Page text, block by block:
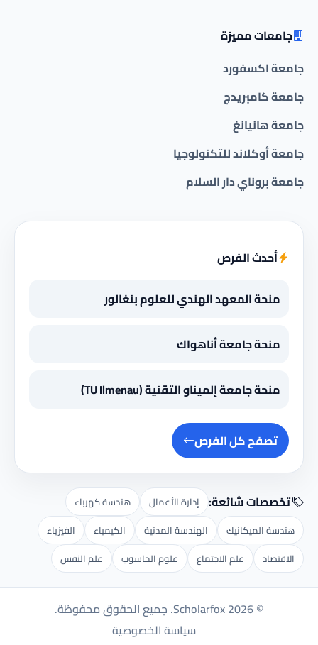
جامعات مميزة
جامعة اكسفورد
جامعة كامبريدج
جامعة هانيانغ
جامعة أوكلاند للتكنولوجيا
جامعة بروناي دار السلام
أحدث الفرص
منحة المعهد الهندي للعلوم بنغالور
منحة جامعة أناهواك
منحة جامعة إلميناو التقنية (TU Ilmenau)
تصفح كل الفرص
تخصصات شائعة: إدارة الأعمال
هندسة كهرباء
هندسة الميكانيك
الهندسة المدنية الكيمياء
الفيزياء
الاقتصاد
علم الاجتماع علوم الحاسوب علم النفس
© 2026 Scholarfox. جميع الحقوق محفوظة.
سياسة الخصوصية